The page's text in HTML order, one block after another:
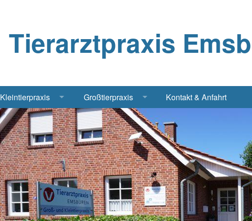
Tierarztpraxis
Kleintierpraxis
Hund, Katze
Heimtiere
Röntgen Ultraschall Elektrochirurgie Narkose
Großtierpraxis
Bestandsbetreuung Schwein
Bestandsbetreuung Rind
Pferde
Geflügel, Tauben, Hühner
Kontakt & Anfahrt